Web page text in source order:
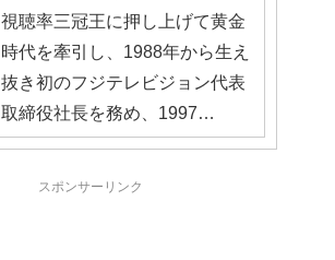
視聴率三冠王に押し上げて黄金
時代を牽引し、1988年から生え
抜き初のフジテレビジョン代表
取締役社長を務め、1997…
スポンサーリンク